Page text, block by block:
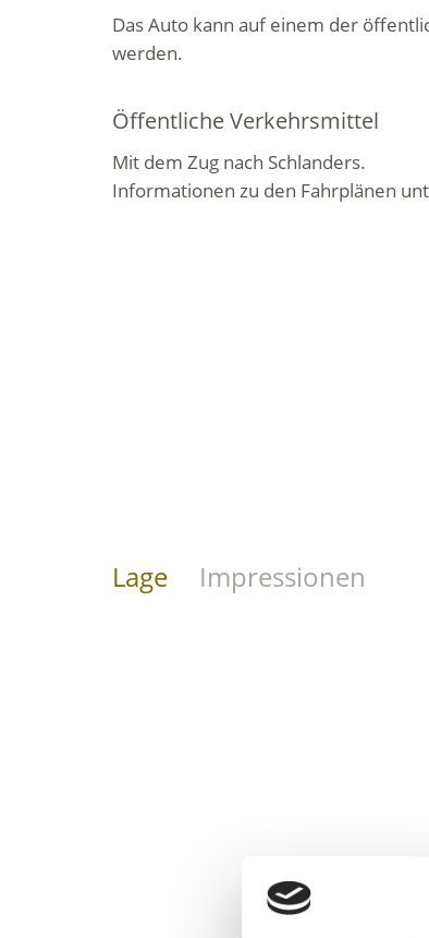
Das Auto kann auf einem der
werden.
Öffentliche Verkehrsmittel
Mit dem Zug nach Schlanders.
Informationen zu den Fahrplänen
Lage Impressionen